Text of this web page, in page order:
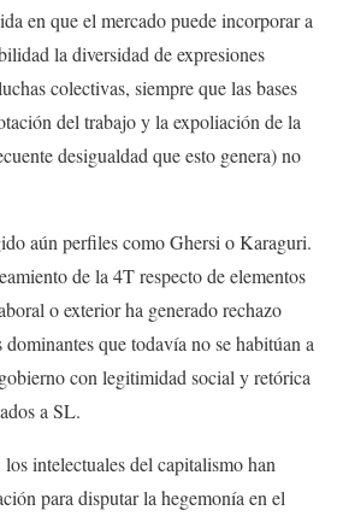
en que el mercado puede incorporar a
la diversidad de expresiones
colectivas, siempre que las bases
del trabajo y la expoliación de la
desigualdad que esto genera) no
aún perfiles como Ghersi o Karaguri.
de la 4T respecto de elementos
o exterior ha generado rechazo
que todavía no se habitúan a
con legitimidad social y retórica
a SL.
intelectuales del capitalismo han
para disputar la hegemonía en el